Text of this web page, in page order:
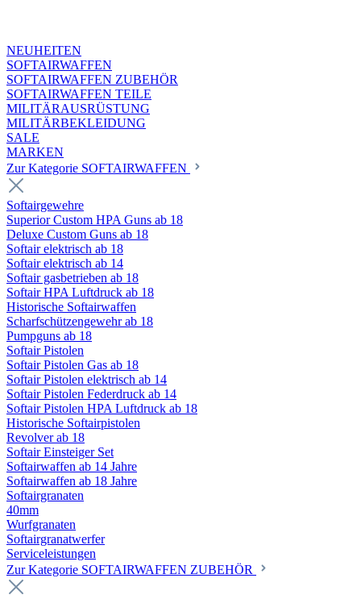
NEUHEITEN
SOFTAIRWAFFEN
SOFTAIRWAFFEN ZUBEHÖR
SOFTAIRWAFFEN TEILE
MILITÄRAUSRÜSTUNG
MILITÄRBEKLEIDUNG
SALE
MARKEN
Zur Kategorie SOFTAIRWAFFEN
Softairgewehre
Superior Custom HPA Guns ab 18
Deluxe Custom Guns ab 18
Softair elektrisch ab 18
Softair elektrisch ab 14
Softair gasbetrieben ab 18
Softair HPA Luftdruck ab 18
Historische Softairwaffen
Scharfschützengewehr ab 18
Pumpguns ab 18
Softair Pistolen
Softair Pistolen Gas ab 18
Softair Pistolen elektrisch ab 14
Softair Pistolen Federdruck ab 14
Softair Pistolen HPA Luftdruck ab 18
Historische Softairpistolen
Revolver ab 18
Softair Einsteiger Set
Softairwaffen ab 14 Jahre
Softairwaffen ab 18 Jahre
Softairgranaten
40mm
Wurfgranaten
Softairgranatwerfer
Serviceleistungen
Zur Kategorie SOFTAIRWAFFEN ZUBEHÖR